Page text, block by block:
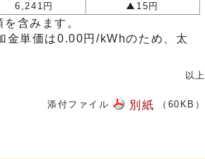
6,241円
15円
含みます。
金単価は0.00円/kWhのため、太
以上
添付ファイル 別紙 （60KB）